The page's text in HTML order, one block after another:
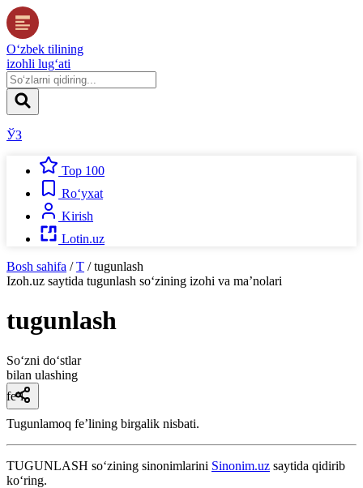
O‘zbek tilining
izohli lug‘ati
ЎЗ
Top 100
Ro‘yxat
Kirish
Lotin.uz
Bosh sahifa / T / tugunlash
Izoh.uz saytida tugunlash so‘zining izohi va ma’nolari
tugunlash
So‘zni do‘stlar
bilan ulashing
fe’l
Tugunlamoq feʼlining birgalik nisbati.
TUGUNLASH so‘zining sinonimlarini Sinonim.uz saytida qidirib
ko‘ring.